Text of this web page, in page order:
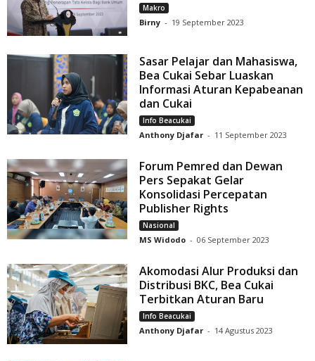
Makro
Birny - 19 September 2023
Sasar Pelajar dan Mahasiswa,
Bea Cukai Sebar Luaskan
Informasi Aturan Kepabeanan
dan Cukai
Info Beacukai
Anthony Djafar - 11 September 2023
Forum Pemred dan Dewan
Pers Sepakat Gelar
Konsolidasi Percepatan
Publisher Rights
Nasional
MS Widodo - 06 September 2023
Akomodasi Alur Produksi dan
Distribusi BKC, Bea Cukai
Terbitkan Aturan Baru
Info Beacukai
Anthony Djafar - 14 Agustus 2023